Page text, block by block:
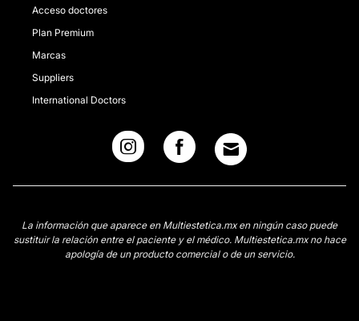
Acceso doctores
Plan Premium
Marcas
Suppliers
International Doctors
La información que aparece en Multiestetica.mx en ningún caso puede
sustituir la relación entre el paciente y el médico. Multiestetica.mx no hace
apología de un producto comercial o de un servicio.